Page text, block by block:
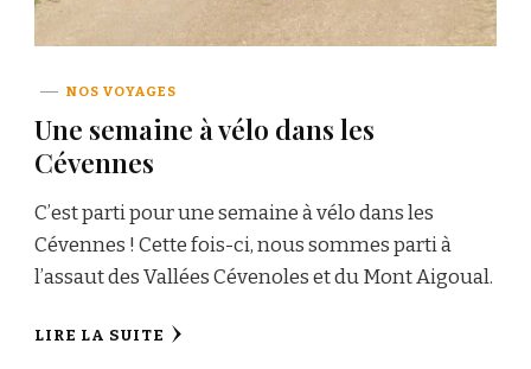
NOS VOYAGES
Une semaine à vélo dans les
Cévennes
C’est parti pour une semaine à vélo dans les
Cévennes ! Cette fois-ci, nous sommes parti à
l’assaut des Vallées Cévenoles et du Mont Aigoual.
LIRE LA SUITE